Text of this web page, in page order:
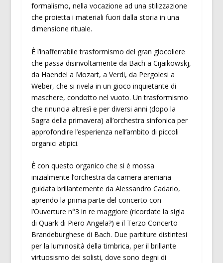
formalismo, nella vocazione ad una stilizzazione
che proietta i materiali fuori dalla storia in una
dimensione rituale.
È l’inafferrabile trasformismo del gran giocoliere
che passa disinvoltamente da Bach a Cijaikowskj,
da Haendel a Mozart, a Verdi, da Pergolesi a
Weber, che si rivela in un gioco inquietante di
maschere, condotto nel vuoto. Un trasformismo
che rinuncia altresì e per diversi anni (dopo la
Sagra della primavera) all’orchestra sinfonica per
approfondire l’esperienza nell’ambito di piccoli
organici atipici.
È con questo organico che si è mossa
inizialmente l’orchestra da camera areniana
guidata brillantemente da Alessandro Cadario,
aprendo la prima parte del concerto con
l’Ouverture n°3 in re maggiore (ricordate la sigla
di Quark di Piero Angela?) e il Terzo Concerto
Brandeburghese di Bach. Due partiture distintesi
per la luminosità della timbrica, per il brillante
virtuosismo dei solisti, dove sono degni di